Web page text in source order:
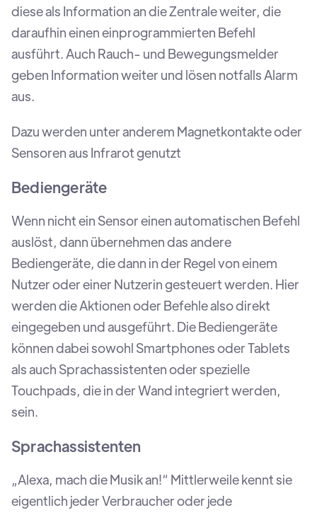
diese als Information an die Zentrale weiter, die
daraufhin einen einprogrammierten Befehl
ausführt. Auch Rauch- und Bewegungsmelder
geben Information weiter und lösen notfalls Alarm
aus.
Dazu werden unter anderem Magnetkontakte oder
Sensoren aus Infrarot genutzt
Bediengeräte
Wenn nicht ein Sensor einen automatischen Befehl
auslöst, dann übernehmen das andere
Bediengeräte, die dann in der Regel von einem
Nutzer oder einer Nutzerin gesteuert werden. Hier
werden die Aktionen oder Befehle also direkt
eingegeben und ausgeführt. Die Bediengeräte
können dabei sowohl Smartphones oder Tablets
als auch Sprachassistenten oder spezielle
Touchpads, die in der Wand integriert werden,
sein.
Sprachassistenten
„Alexa, mach die Musik an!“ Mittlerweile kennt sie
eigentlich jeder Verbraucher oder jede